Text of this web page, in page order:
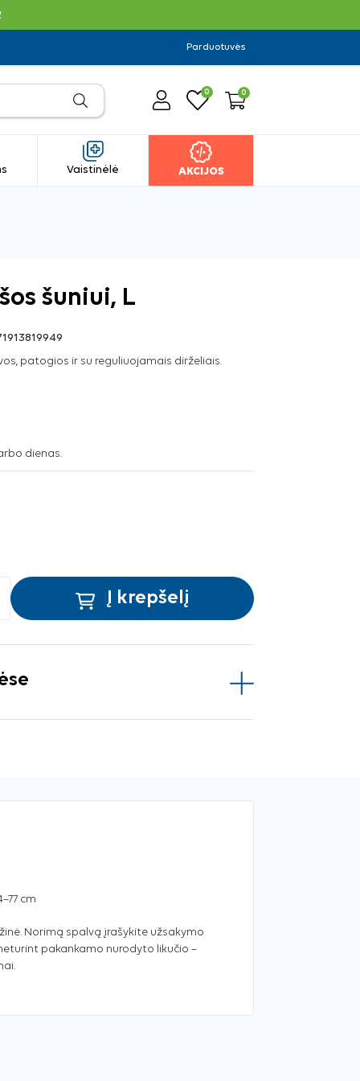
Parduotuvės
0 0
Vaistinėlė AKCIJOS
šuniui, L
patogios ir su reguliuojamais dirželiais.
dienas.
Į krepšelį
cm
Norimą spalvą įrašykite užsakymo
pakankamo nurodyto likučio –